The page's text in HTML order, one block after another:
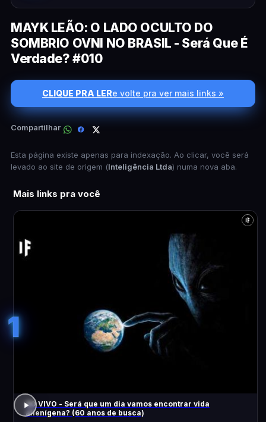
MAYK LEÃO: O LADO OCULTO DO
SOMBRIO OVNI NO BRASIL - Será Que É
Verdade? #010
CLIQUE PRA LERe volte pra ver mais links »
Compartilhar
Esta página existe apenas para indexação. Ao clicar, você será
levado ao site de origem (Inteligência Ltda) numa nova aba.
Mais links pra você
1
AO VIVO - Será que um dia vamos encontrar vida
alienígena? (60 anos de busca)